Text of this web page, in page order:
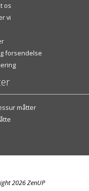
os
vi
forsendelse
måtter
2026 ZenUP